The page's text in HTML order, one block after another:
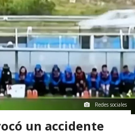
Redes sociales
un accidente